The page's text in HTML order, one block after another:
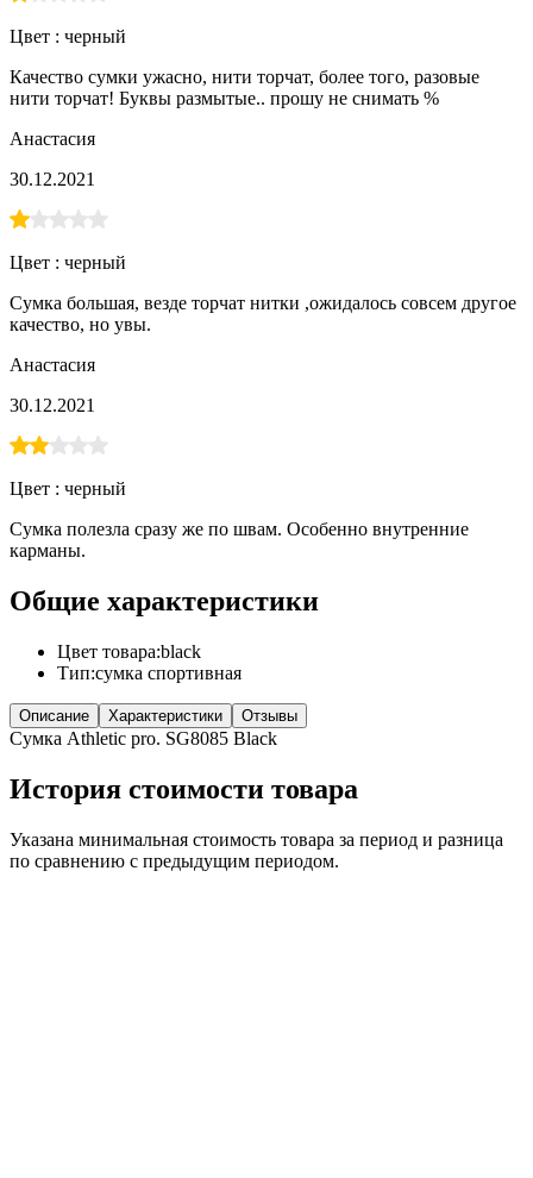
Цвет : черный
Качество сумки ужасно, нити торчат, более того, разовые
нити торчат! Буквы размытые.. прошу не снимать %
Анастасия
30.12.2021
Цвет : черный
Сумка большая, везде торчат нитки ,ожидалось совсем другое
качество, но увы.
Анастасия
30.12.2021
Цвет : черный
Сумка полезла сразу же по швам. Особенно внутренние
карманы.
Общие характеристики
Цвет товара:black
Тип:сумка спортивная
Описание Характеристики Отзывы
Сумка Athletic pro. SG8085 Black
История стоимости товара
Указана минимальная стоимость товара за период и разница
по сравнению с предыдущим периодом.